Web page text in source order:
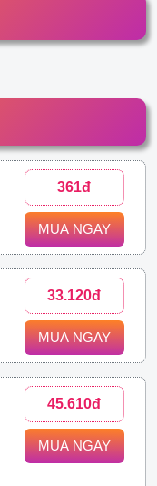
361đ
MUA NGAY
33.120đ
MUA NGAY
45.610đ
MUA NGAY